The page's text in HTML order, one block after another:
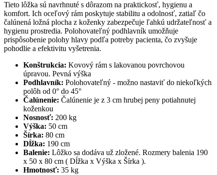
Tieto lôžka sú navrhnuté s dôrazom na praktickosť, hygienu a
komfort. Ich oceľový rám poskytuje stabilitu a odolnosť, zatiaľ čo
čalúnená ložná plocha z koženky zabezpečuje ľahkú udržateľnosť a
hygienu prostredia. Polohovateľný podhlavník umožňuje
prispôsobenie polohy hlavy podľa potreby pacienta, čo zvyšuje
pohodlie a efektivitu vyšetrenia.
Konštrukcia: Kovový rám s lakovanou povrchovou
úpravou. Pevná výška
Podhlavník: Polohovateľný - možno nastaviť do niekoľkých
polôh od 0° do 45°
Čalúnenie: Čalúnenie je z 3 cm hrubej peny potiahnutej
koženkou
Nosnosť: 200 kg
Výška: 50 cm
Šírka: 80 cm
Dĺžka: 190 cm
Balenie: Lôžko sa dodáva už zložené. Rozmery balenia 190
x 50 x 80 cm ( Dĺžka x Výška x Šírka ).
Hmotnosť: 35 kg